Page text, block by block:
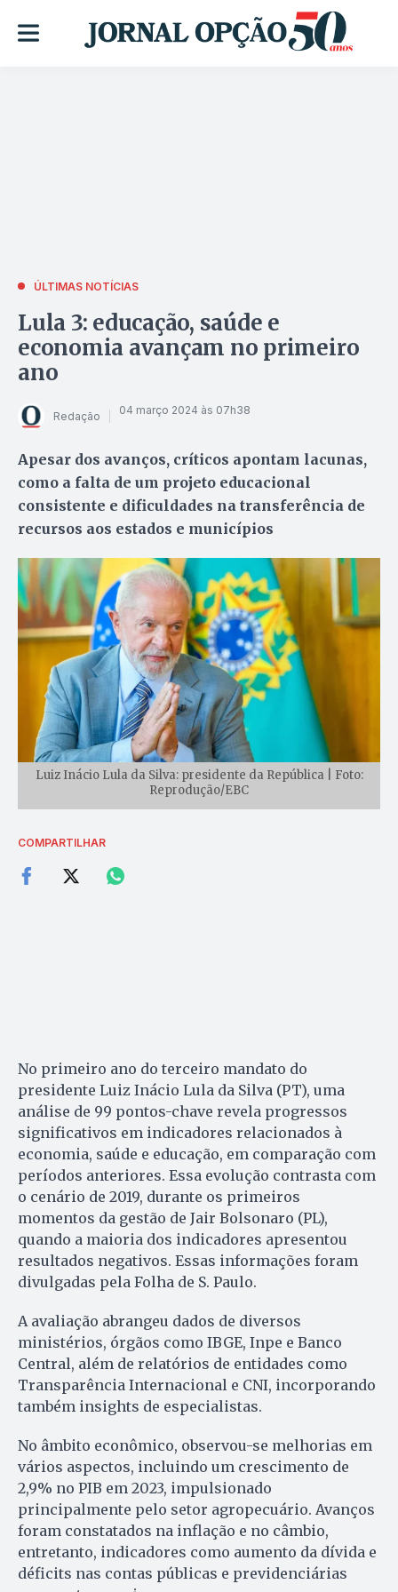
ÚLTIMAS NOTÍCIAS
Lula 3: educação, saúde e
economia avançam no primeiro
ano
Redação 04 março 2024 às 07h38
Apesar dos avanços, críticos apontam lacunas,
como a falta de um projeto educacional
consistente e dificuldades na transferência de
recursos aos estados e municípios
Luiz Inácio Lula da Silva: presidente da República | Foto:
Reprodução/EBC
COMPARTILHAR
No primeiro ano do terceiro mandato do
presidente Luiz Inácio Lula da Silva (PT), uma
análise de 99 pontos-chave revela progressos
significativos em indicadores relacionados à
economia, saúde e educação, em comparação com
períodos anteriores. Essa evolução contrasta com
o cenário de 2019, durante os primeiros
momentos da gestão de Jair Bolsonaro (PL),
quando a maioria dos indicadores apresentou
resultados negativos. Essas informações foram
divulgadas pela Folha de S. Paulo.
A avaliação abrangeu dados de diversos
ministérios, órgãos como IBGE, Inpe e Banco
Central, além de relatórios de entidades como
Transparência Internacional e CNI, incorporando
também insights de especialistas.
No âmbito econômico, observou-se melhorias em
vários aspectos, incluindo um crescimento de
2,9% no PIB em 2023, impulsionado
principalmente pelo setor agropecuário. Avanços
foram constatados na inflação e no câmbio,
entretanto, indicadores como aumento da dívida e
déficits nas contas públicas e previdenciárias